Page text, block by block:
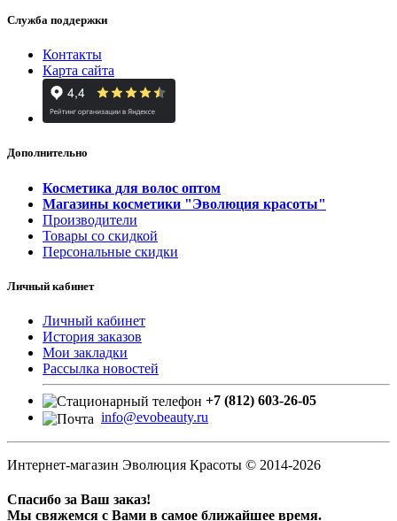
Служба поддержки
Контакты
Карта сайта
Дополнительно
Косметика для волос оптом
Магазины косметики "Эволюция красоты"
Производители
Товары со скидкой
Персональные скидки
Личный кабинет
Личный кабинет
История заказов
Мои закладки
Рассылка новостей
+7 (812) 603-26-05
info@evobeauty.ru
Интернет-магазин Эволюция Красоты © 2014-2026
Спасибо за Ваш заказ!
Мы свяжемся с Вами в самое ближайшее время.